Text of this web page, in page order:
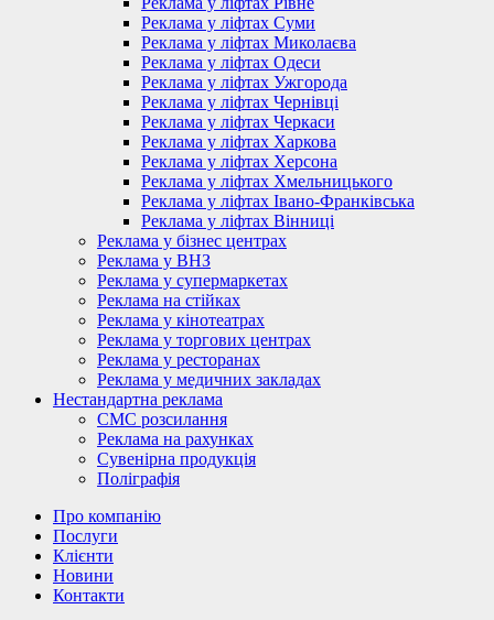
Реклама у ліфтах Суми
Реклама у ліфтах Миколаєва
Реклама у ліфтах Одеси
Реклама у ліфтах Ужгорода
Реклама у ліфтах Чернівці
Реклама у ліфтах Черкаси
Реклама у ліфтах Харкова
Реклама у ліфтах Херсона
Реклама у ліфтах Хмельницького
Реклама у ліфтах Івано-Франківська
Реклама у ліфтах Вінниці
Реклама у бізнес центрах
Реклама у ВНЗ
Реклама у супермаркетах
Реклама на стійках
Реклама у кінотеатрах
Реклама у торгових центрах
Реклама у ресторанах
Реклама у медичних закладах
Нестандартна реклама
СМС розсилання
Реклама на рахунках
Сувенірна продукція
Поліграфія
Про компанію
Послуги
Клієнти
Новини
Контакти